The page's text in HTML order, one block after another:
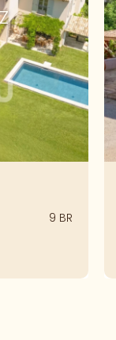
9 BR